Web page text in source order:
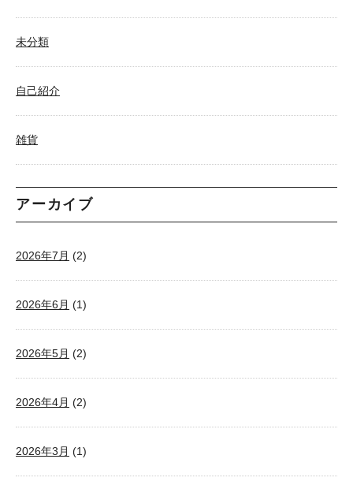
未分類
自己紹介
雑貨
アーカイブ
2026年7月 (2)
2026年6月 (1)
2026年5月 (2)
2026年4月 (2)
2026年3月 (1)